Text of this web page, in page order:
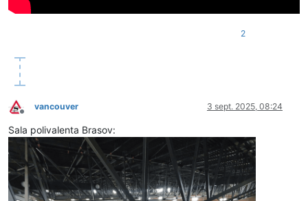
2
Deconectat
vancouver 3 sept. 2025, 08:24
Sala polivalenta Brasov: